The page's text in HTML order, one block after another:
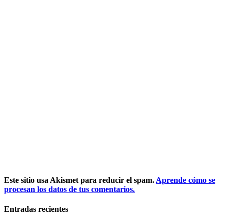
Este sitio usa Akismet para reducir el spam. Aprende cómo se
procesan los datos de tus comentarios.
Entradas recientes